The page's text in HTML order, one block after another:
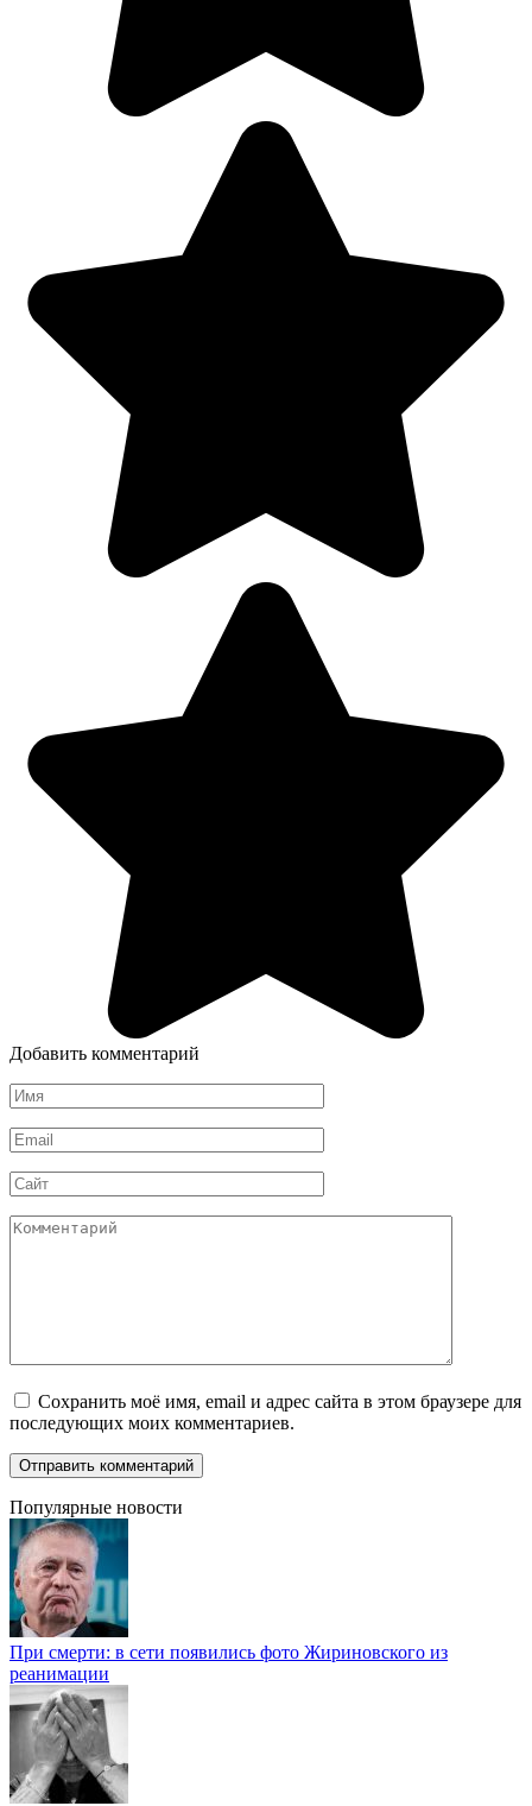
Добавить комментарий
Имя
*
Email
*
Сайт
Комментарий
Сохранить моё имя, email и адрес сайта в этом браузере для
последующих моих комментариев.
Популярные новости
При смерти: в сети появились фото Жириновского из
реанимации